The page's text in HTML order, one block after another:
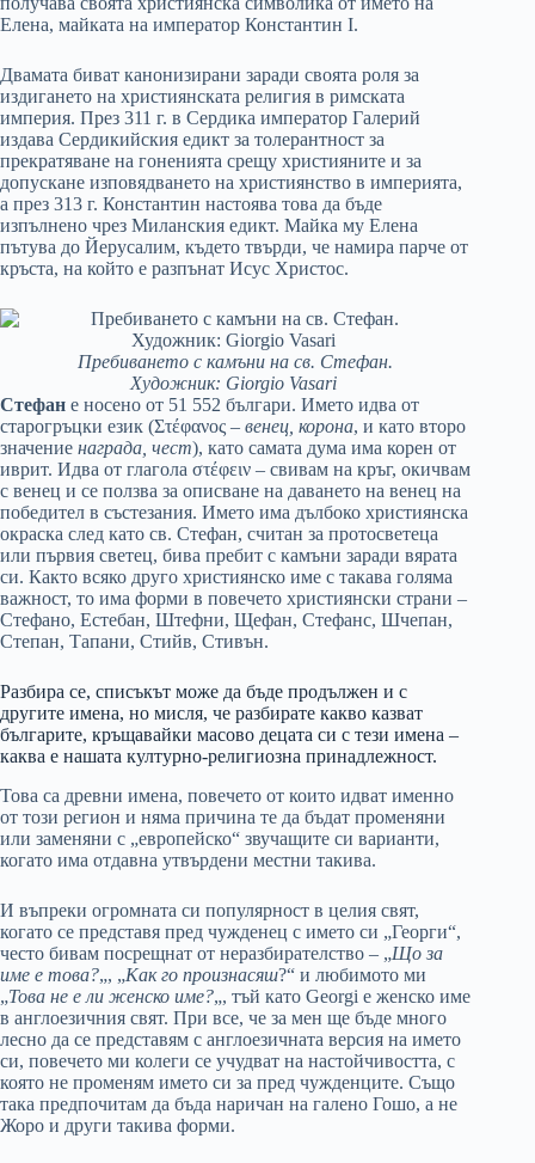
Елена, майката на император Константин I.
Двамата биват канонизирани заради своята роля за
издигането на християнската религия в римската
империя. През 311 г. в Сердика император Галерий
издава Сердикийския едикт за толерантност за
прекратяване на гоненията срещу християните и за
допускане изповядването на християнство в империята,
а през 313 г. Константин настоява това да бъде
изпълнено чрез Миланския едикт. Майка му Елена
пътува до Йерусалим, където твърди, че намира парче от
кръста, на който е разпънат Исус Христос.
Пребиването с камъни на св. Стефан.
Художник: Giorgio Vasari
Стефан е носено от 51 552 българи. Името идва от
старогръцки език (Στέφανος – венец, корона, и като второ
значение награда, чест), като самата дума има корен от
иврит. Идва от глагола στέφειν – свивам на кръг, окичвам
с венец и се ползва за описване на даването на венец на
победител в състезания. Името има дълбоко християнска
окраска след като св. Стефан, считан за протосветеца
или първия светец, бива пребит с камъни заради вярата
си. Както всяко друго християнско име с такава голяма
важност, то има форми в повечето християнски страни –
Стефано, Естебан, Штефни, Щефан, Стефанс, Шчепан,
Степан, Тапани, Стийв, Стивън.
Разбира се, списъкът може да бъде продължен и с
другите имена, но мисля, че разбирате какво казват
българите, кръщавайки масово децата си с тези имена –
каква е нашата културно-религиозна принадлежност.
Това са древни имена, повечето от които идват именно
от този регион и няма причина те да бъдат променяни
или заменяни с „европейско“ звучащите си варианти,
когато има отдавна утвърдени местни такива.
И въпреки огромната си популярност в целия свят,
когато се представя пред чужденец с името си „Георги“,
често бивам посрещнат от неразбирателство – „Що за
име е това?„, „Как го произнасяш?“ и любимото ми
„Това не е ли женско име?„, тъй като Georgi е женско име
в англоезичния свят. При все, че за мен ще бъде много
лесно да се представям с англоезичната версия на името
си, повечето ми колеги се учудват на настойчивостта, с
която не променям името си за пред чужденците. Също
така предпочитам да бъда наричан на галено Гошо, а не
Жоро и други такива форми.